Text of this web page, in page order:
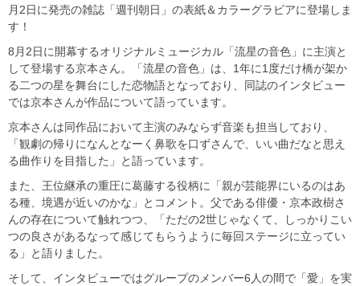
月2日に発売の雑誌「週刊朝日」の表紙＆カラーグラビアに登場しま
す！
8月2日に開幕するオリジナルミュージカル「流星の音色」に主演と
して登場する京本さん。「流星の音色」は、1年に1度だけ橋が架か
る二つの星を舞台にした恋物語となっており、同誌のインタビュー
では京本さんが作品について語っています。
京本さんは同作品において主演のみならず音楽も担当しており、
「観劇の帰りになんとなーく鼻歌を口ずさんで、いい曲だなと思え
る曲作りを目指した」と語っています。
また、王位継承の重圧に葛藤する役柄に「親が芸能界にいるのはあ
る種、境遇が近いのかな」とコメント。父である俳優・京本政樹さ
んの存在について触れつつ、「ただの2世じゃなくて、しっかりこい
つの良さがあるなって感じてもらうように毎回ステージに立ってい
る」と語りました。
そして、インタビューではグループのメンバー6人の間で「愛」を実